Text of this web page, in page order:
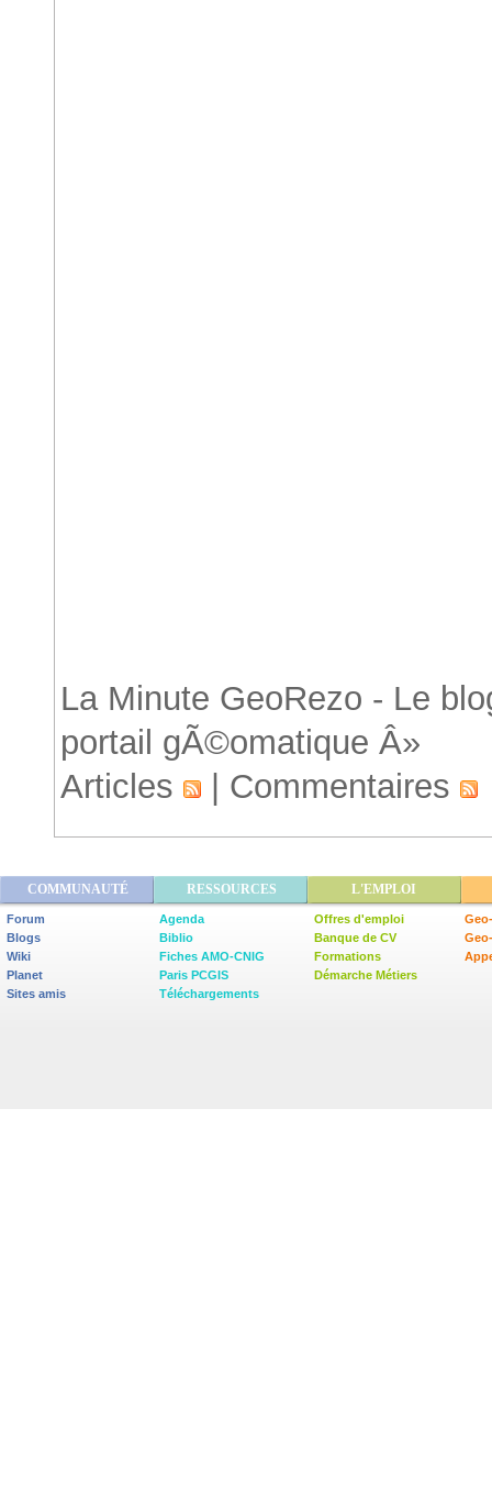
La Minute GeoRezo - Le
portail gÃ©omatique Â»
Articles
Commentaires
COMMUNAUTÉ RESSOURCES L'EMPLOI
Forum
Blogs
Wiki
Planet
Sites amis
Agenda
Biblio
Fiches AMO-CNIG
Paris PCGIS
Téléchargements
Offres d'emploi
Banque de CV
Formations
Démarche Métiers